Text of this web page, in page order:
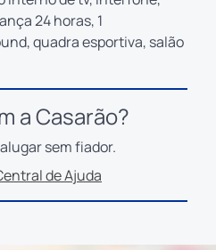
24 horas, 1
quadra esportiva, salão
a Casarão?
sem fiador.
de Ajuda